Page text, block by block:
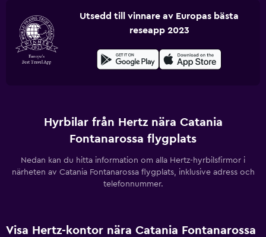
Utsedd till vinnare av Europas bästa
reseapp 2023
Hyrbilar från Hertz nära Catania
Fontanarossa flygplats
Nedan kan du hitta information om alla Hertz-hyrbilsfirmor i
närheten av Catania Fontanarossa flygplats, inklusive adress och
telefonnummer.
Visa Hertz-kontor nära Catania Fontanarossa